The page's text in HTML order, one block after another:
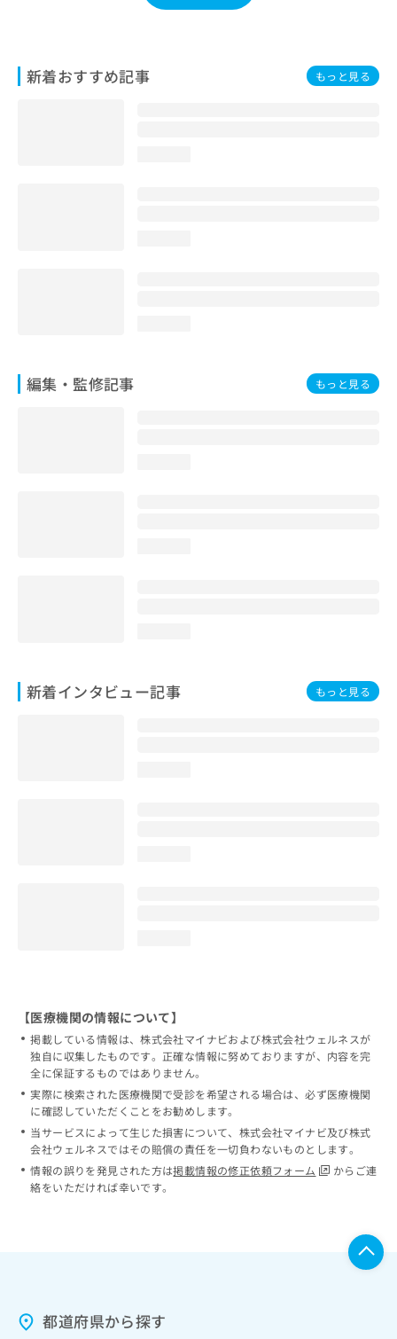
新着おすすめ記事 もっと見る
編集・監修記事 もっと見る
新着インタビュー記事 もっと見る
合
わ
【医療機関の情報について】
掲載している情報は、株式会社マイナビおよび株式会社ウェルネスが
独自に収集したものです。正確な情報に努めておりますが、内容を完
全に保証するものではありません。
実際に検索された医療機関で受診を希望される場合は、必ず医療機関
に確認していただくことをお勧めします。
当サービスによって生じた損害について、株式会社マイナビ及び株式
会社ウェルネスではその賠償の責任を一切負わないものとします。
情報の誤りを発見された方は掲載情報の修正依頼フォーム
からご連
絡をいただければ幸いです。
都道府県から探す